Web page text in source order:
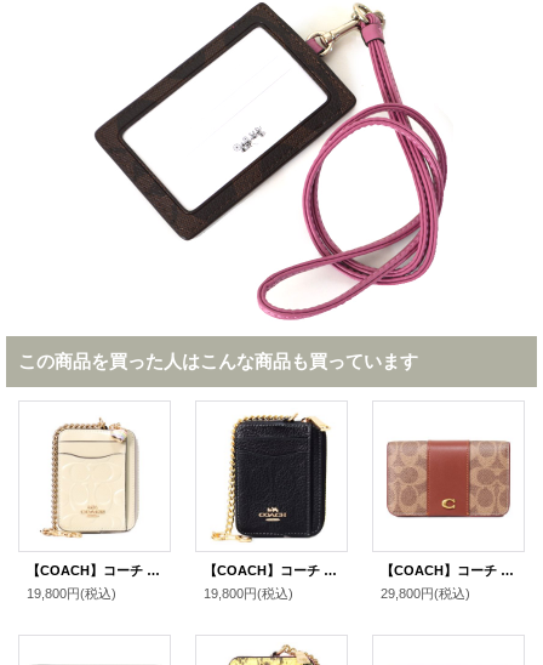
この商品を買った人はこんな商品も買っています
【COACH】コーチ コインケース パテントレザー シグネチャー 型押し ハート チャーム チェーン ジップ カードケース カードポーチ 定期入れ 名刺入れ 小銭入れ チャーク（日本未発売）
19,800円(税込)
【COACH】コーチ コインケース ぺブルレザー シグネチャー 型押し チェーン ジップ カードケース カードポーチ 定期入れ 名刺入れ 小銭入れ ブラック（日本未発売）
19,800円(税込)
【COACH】コーチ カードケース コーティングキャンバス レザー シグネチャー エッセンシャル スリム カードケース 二つ折り コインケース パスケース 定期入れ 名刺入れ タンキャラメル（日本未発売）
29,800円(税込)